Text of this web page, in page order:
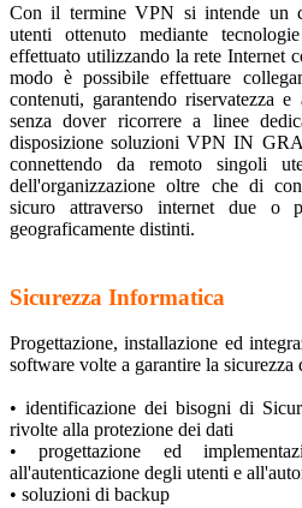
Con il termine VPN si intende un
utenti ottenuto mediante
effettuato utilizzando la rete Internet
modo è possibile effettuare
contenuti, garantendo riservatezza
senza dover ricorrere a linee
disposizione soluzioni VPN IN
connettendo da remoto singoli
dell'organizzazione oltre che di
sicuro attraverso internet due o
geograficamente distinti.
Sicurezza Informatica
Progettazione, installazione ed
software volte a garantire la sicurezza
• identificazione dei bisogni di
rivolte alla protezione dei dati
• progettazione ed
all'autenticazione degli utenti e
• soluzioni di backup